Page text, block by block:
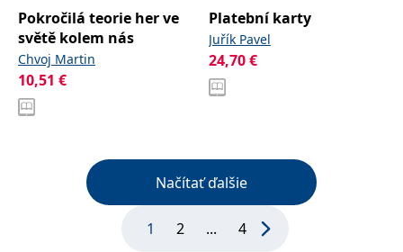
Pokročilá teorie her ve
světě kolem nás
Chvoj Martin
10,51 €
Platební karty
Juřík Pavel
24,70€
Načítať ďalšie
1 2 ... 4